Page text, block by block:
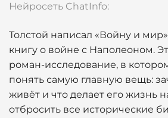
Нейросеть ChatInfo:
Толстой написал «Войну и
книгу о войне с Наполеоном.
роман-исследование, в
понять самую главную вещь:
живёт и что делает его жизнь
отбросить все исторические